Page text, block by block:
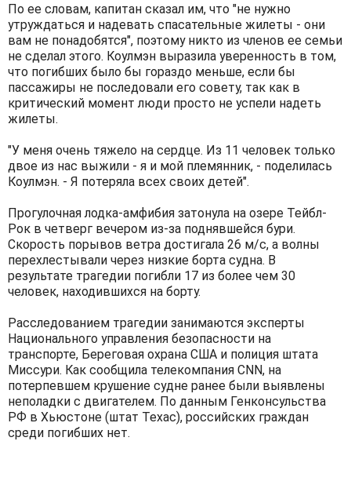
По ее словам, капитан сказал им, что "не нужно
утруждаться и надевать спасательные жилеты - они
вам не понадобятся", поэтому никто из членов ее семьи
не сделал этого. Коулмэн выразила уверенность в том,
что погибших было бы гораздо меньше, если бы
пассажиры не последовали его совету, так как в
критический момент люди просто не успели надеть
жилеты.
"У меня очень тяжело на сердце. Из 11 человек только
двое из нас выжили - я и мой племянник, - поделилась
Коулмэн. - Я потеряла всех своих детей".
Прогулочная лодка-амфибия затонула на озере Тейбл-
Рок в четверг вечером из-за поднявшейся бури.
Скорость порывов ветра достигала 26 м/с, а волны
перехлестывали через низкие борта судна. В
результате трагедии погибли 17 из более чем 30
человек, находившихся на борту.
Расследованием трагедии занимаются эксперты
Национального управления безопасности на
транспорте, Береговая охрана США и полиция штата
Миссури. Как сообщила телекомпания CNN, на
потерпевшем крушение судне ранее были выявлены
неполадки с двигателем. По данным Генконсульства
РФ в Хьюстоне (штат Техас), российских граждан
среди погибших нет.